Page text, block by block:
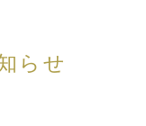
らせ